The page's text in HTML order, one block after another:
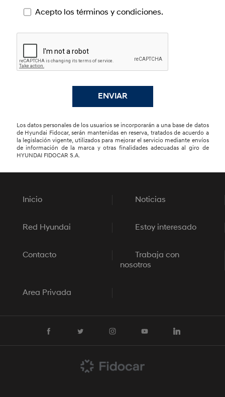
Acepto los términos y condiciones.
ENVIAR
Los datos personales de los usuarios se incorporarán a una base de datos
de Hyundai Fidocar, serán mantenidas en reserva, tratados de acuerdo a
la legislación vigente, utilizados para mejorar el servicio mediante envíos
de información de la marca y otras finalidades adecuadas al giro de
HYUNDAI FIDOCAR S.A.
Inicio Noticias
Red Hyundai Estoy interesado
Contacto
Trabaja con
nosotros
Area Privada